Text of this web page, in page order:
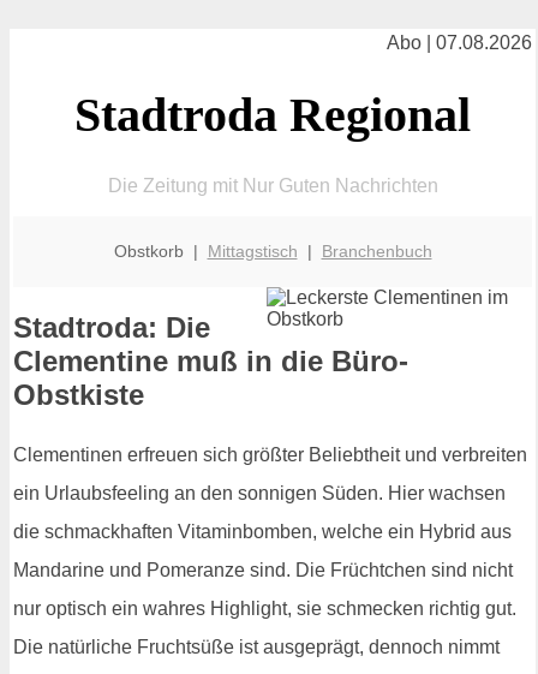
Abo | 07.08.2026
Stadtroda Regional
Die Zeitung mit Nur Guten Nachrichten
Obstkorb | Mittagstisch | Branchenbuch
Stadtroda: Die
Clementine muß in die Büro-
Obstkiste
Clementinen erfreuen sich größter Beliebtheit und verbreiten
ein Urlaubsfeeling an den sonnigen Süden. Hier wachsen
die schmackhaften Vitaminbomben, welche ein Hybrid aus
Mandarine und Pomeranze sind. Die Früchtchen sind nicht
nur optisch ein wahres Highlight, sie schmecken richtig gut.
Die natürliche Fruchtsüße ist ausgeprägt, dennoch nimmt